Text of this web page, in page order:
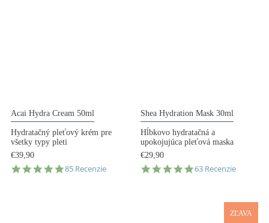
Acai Hydra Cream 50ml
Hydratačný pleťový krém pre
všetky typy pleti
€39,90
4.9
85 Recenzie
Shea Hydration Mask 30ml
Hĺbkovo hydratačná a
upokojujúca pleťová maska
€29,90
4.9
63 Recenzie
ZĽAVA